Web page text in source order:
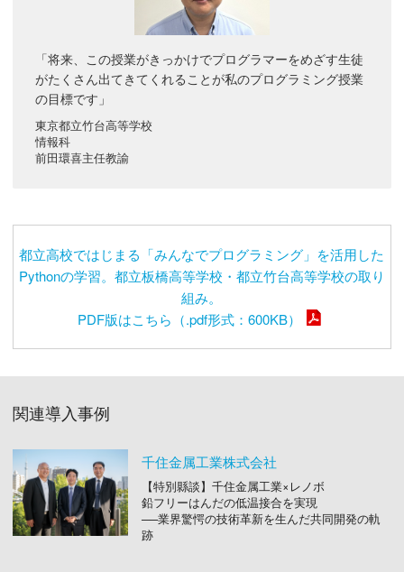
「将来、この授業がきっかけでプログラマーをめざす生徒
がたくさん出てきてくれることが私のプログラミング授業
の目標です」
東京都立竹台高等学校
情報科
前田環喜主任教諭
都立高校ではじまる「みんなでプログラミング」を活用した
Pythonの学習。都立板橋高等学校・都立竹台高等学校の取り
組み。
PDF版はこちら（.pdf形式：600KB）
関連導入事例
千住金属工業株式会社
【特別縣談】千住金属工業×レノボ
鉛フリーはんだの低温接合を実現
──業界驚愕の技術革新を生んだ共同開発の軌
跡